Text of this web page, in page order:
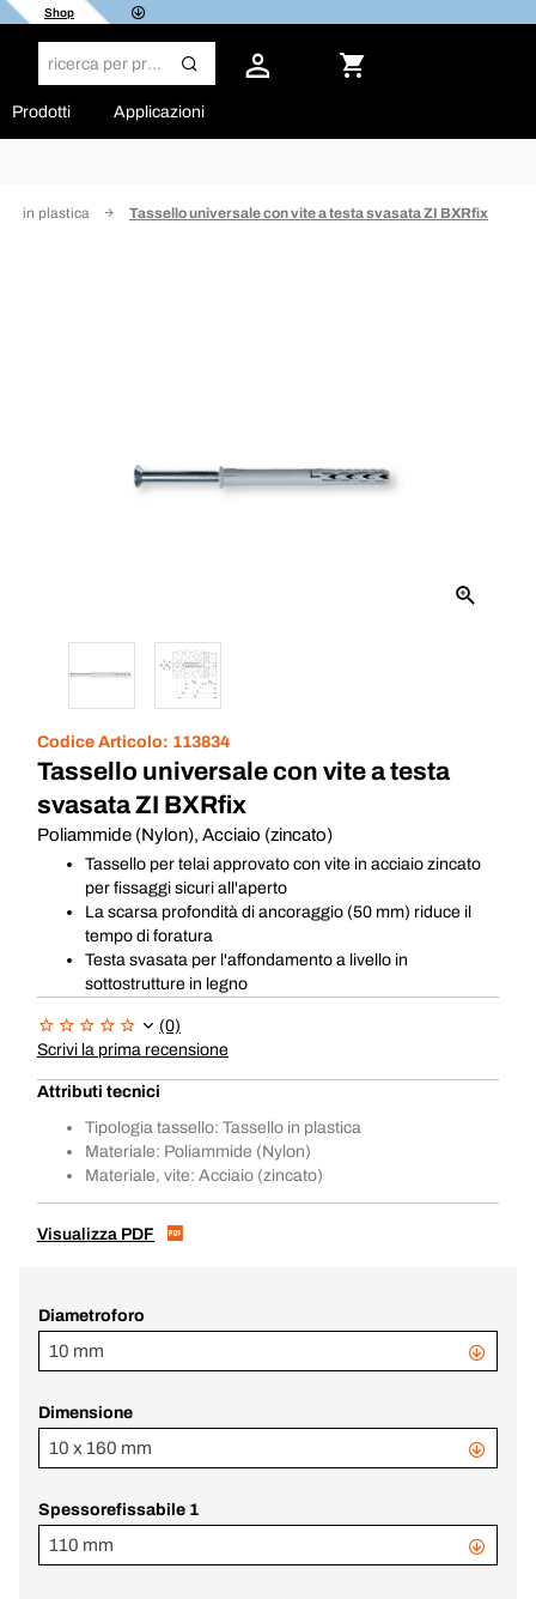
Shop
Prodotti Applicazioni
in plastica Tassello universale con vite a testa svasata ZI BXRfix
Codice Articolo: 113834
Tassello universale con vite a testa
svasata ZI BXRfix
Poliammide (Nylon), Acciaio (zincato)
Tassello per telai approvato con vite in acciaio zincato
per fissaggi sicuri all'aperto
La scarsa profondità di ancoraggio (50 mm) riduce il
tempo di foratura
Testa svasata per l'affondamento a livello in
sottostrutture in legno
(0)
Scrivi la prima recensione
Attributi tecnici
Tipologia tassello: Tassello in plastica
Materiale: Poliammide (Nylon)
Materiale, vite: Acciaio (zincato)
Visualizza PDF
Diametroforo
10 mm
Dimensione
10 x 160 mm
Spessorefissabile 1
110 mm